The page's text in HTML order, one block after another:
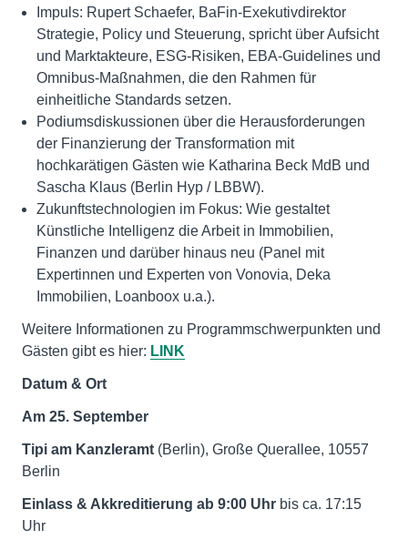
Impuls: Rupert Schaefer, BaFin-Exekutivdirektor
Strategie, Policy und Steuerung, spricht über Aufsicht
und Marktakteure, ESG-Risiken, EBA-Guidelines und
Omnibus-Maßnahmen, die den Rahmen für
einheitliche Standards setzen.
Podiumsdiskussionen über die Herausforderungen
der Finanzierung der Transformation mit
hochkarätigen Gästen wie Katharina Beck MdB und
Sascha Klaus (Berlin Hyp / LBBW).
Zukunftstechnologien im Fokus: Wie gestaltet
Künstliche Intelligenz die Arbeit in Immobilien,
Finanzen und darüber hinaus neu (Panel mit
Expertinnen und Experten von Vonovia, Deka
Immobilien, Loanboox u.a.).
Weitere Informationen zu Programmschwerpunkten und
Gästen gibt es hier: LINK
Datum & Ort
Am 25. September
Tipi am Kanzleramt (Berlin), Große Querallee, 10557
Berlin
Einlass & Akkreditierung ab 9:00 Uhr bis ca. 17:15
Uhr